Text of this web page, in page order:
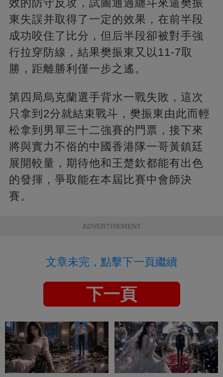
效的防守反攻，試圖通過纏斗來逼樊振
東失誤并取得了一定的效果，在前半段
成功咬住了比分，但后半段卻被對手強
行拉穿防線，結果樊振東又以11-7取
勝，距離勝利僅一步之遙。
第四局烏克蘭選手背水一戰失敗，這次
只拿到2分就結束戰斗，樊振東由此而輕
松拿到男單三十二強賽的門票，接下來
將與實力不俗的中國香港隊一哥黃鎮廷
展開較量，期待他和王楚欽都能有出色
的發揮，爭取能在本屆比賽中會師決
賽。
ADVERTISEMENT
文章未完，點擊下一頁繼續
下一頁